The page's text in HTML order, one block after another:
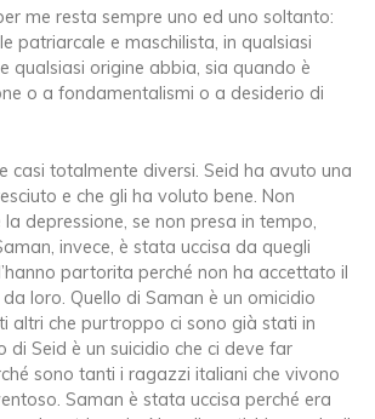
me resta sempre uno ed uno soltanto:
patriarcale e maschilista, in qualsiasi
qualsiasi origine abbia, sia quando è
o a fondamentalismi o a desiderio di
casi totalmente diversi. Seid ha avuto una
e che gli ha voluto bene. Non
depressione, se non presa in tempo,
invece, è stata uccisa da quegli
partorita perché non ha accettato il
loro. Quello di Saman è un omicidio
altri che purtroppo ci sono già stati in
di Seid è un suicidio che ci deve far
sono tanti i ragazzi italiani che vivono
Saman è stata uccisa perché era